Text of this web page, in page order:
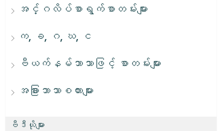
အင်္ဂလိပ်စာရွက်စာတမ်းများ
က, ခ, ဂ, ဃ, င
ဗီယက်နမ်ဘာသာဖြင့် စာတမ်းများ
အခြားဘာသာစကားများ
ဗီဒီယိုများ